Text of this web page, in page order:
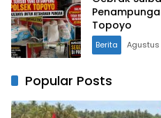
Topoyo
Berita Agustus
Popular Posts